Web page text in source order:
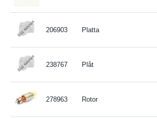
206903 Platta
238767 Plåt
278963 Rotor